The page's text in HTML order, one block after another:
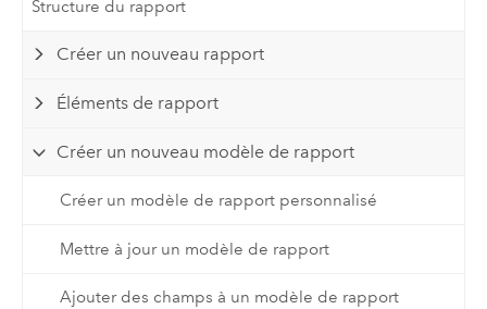
Structure du rapport
Créer un nouveau rapport
Éléments de rapport
Créer un nouveau modèle de rapport
Créer un modèle de rapport personnalisé
Mettre à jour un modèle de rapport
Ajouter des champs à un modèle de rapport